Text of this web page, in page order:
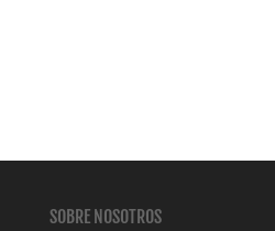
SOBRE NOSOTROS